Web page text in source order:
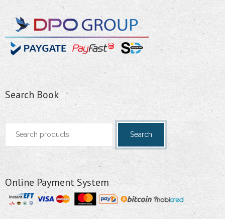
Search Book
Search
Search
Online Payment System